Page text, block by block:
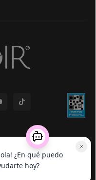
| CUIT 33609220789 - Larrea
1117
al Consumidor: Para